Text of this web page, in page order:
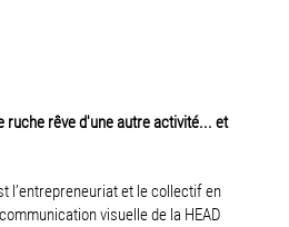
ruche rêve d'une autre activité... et
l’entrepreneuriat et le collectif en
visuelle de la HEAD